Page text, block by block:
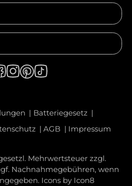
Batteriegesetz
AGB Impressum
Mehrwertsteuer zzgl.
Nachnahmegebühren, wenn
Icons by Icon8